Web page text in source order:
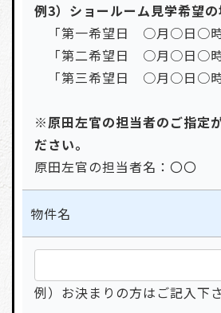
例3）ショールーム見学希望
「第一希望日 ○月○日○時
「第二希望日 ○月○日○時
「第三希望日 ○月○日○時
※原田左官の担当者のご指定
ださい。
原田左官の担当者名：〇〇
物件名
例）お決まりの方はご記入下さ